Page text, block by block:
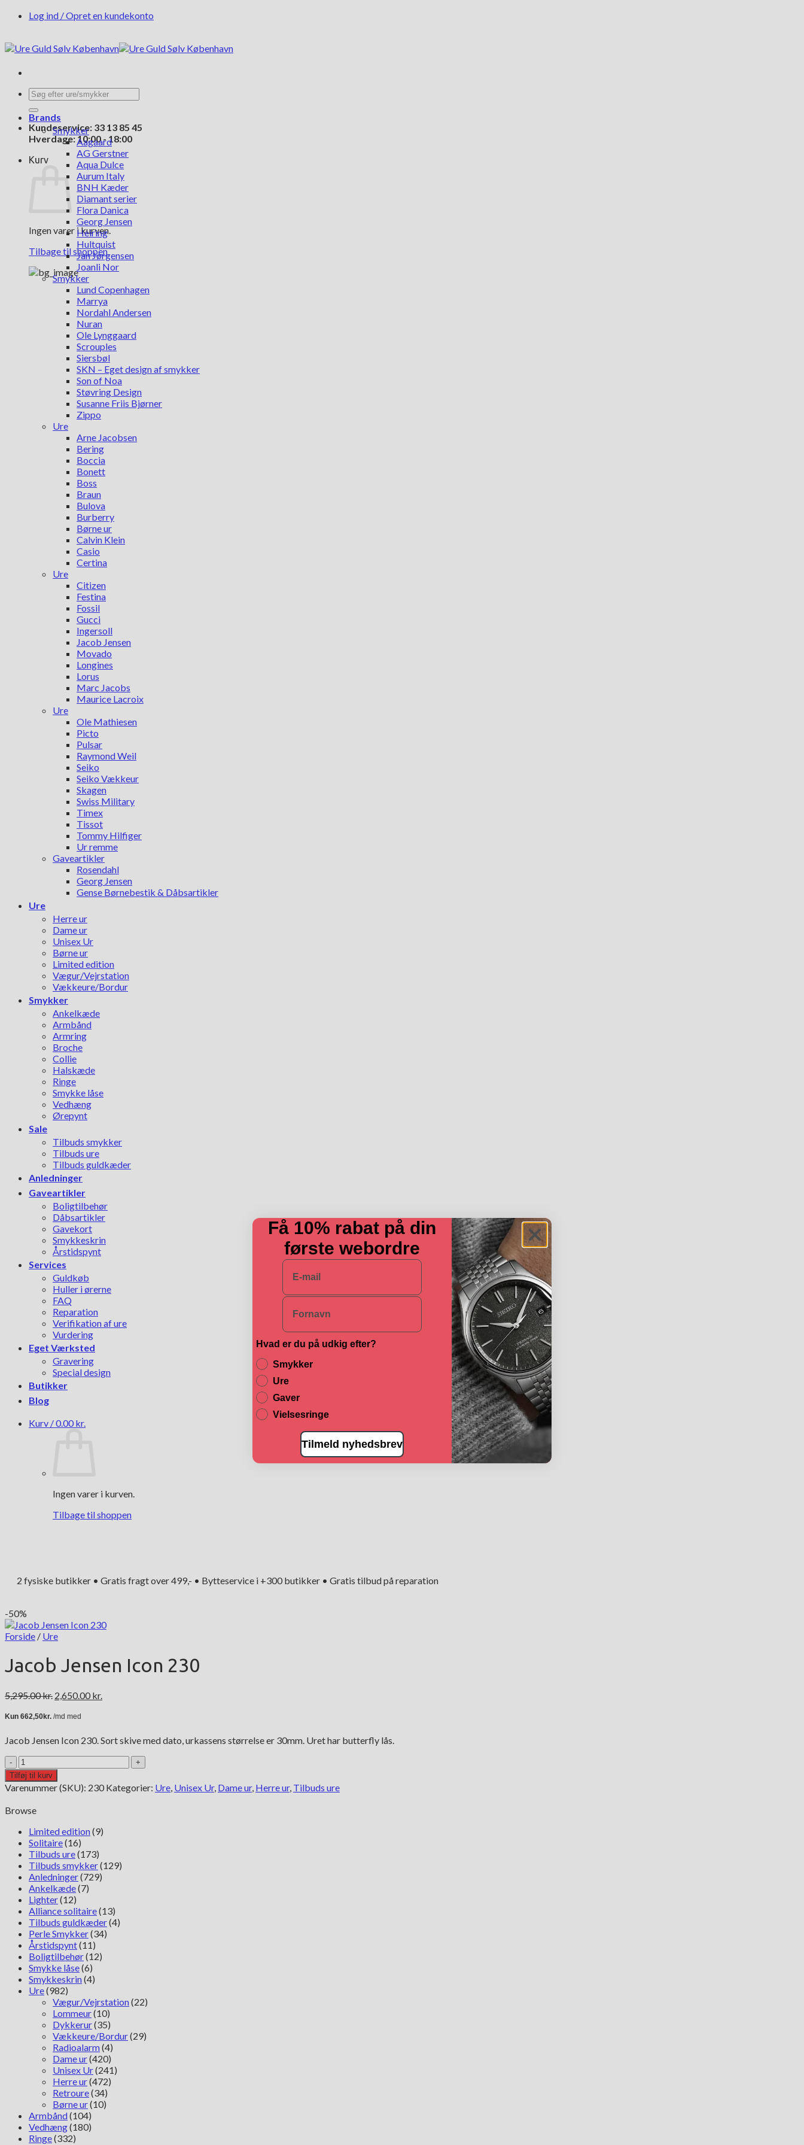
FortsætLog ind / Opret en kundekonto
Søg
efter:
Kundeservice: 33 13 85 45
Hverdage: 10:00 - 18:00
Kurv
Ingen varer i kurven.
Tilbage til shoppen
Brands
Smykker
Aagaard
AG Gerstner
Aqua Dulce
Aurum Italy
BNH Kæder
Diamant serier
Flora Danica
Georg Jensen
Heiring
Hultquist
Jan Jørgensen
Joanli Nor
Smykker
Lund Copenhagen
Marrya
Nordahl Andersen
Nuran
Ole Lynggaard
Scrouples
Siersbøl
SKN – Eget design af smykker
Son of Noa
Støvring Design
Susanne Friis Bjørner
Zippo
Ure
Arne Jacobsen
Bering
Boccia
Bonett
Boss
Braun
Bulova
Burberry
Børne ur
Calvin Klein
Casio
Certina
Ure
Citizen
Festina
Fossil
Gucci
Ingersoll
Jacob Jensen
Movado
Longines
Lorus
Marc Jacobs
Maurice Lacroix
Ure
Ole Mathiesen
Picto
Pulsar
Raymond Weil
Seiko
Seiko Vækkeur
Skagen
Swiss Military
Timex
Tissot
Tommy Hilfiger
Ur remme
Gaveartikler
Rosendahl
Georg Jensen
Gense Børnebestik & Dåbsartikler
Ure
Herre ur
Dame ur
Unisex Ur
Børne ur
Limited edition
Vægur/Vejrstation
Vækkeure/Bordur
Smykker
Ankelkæde
Armbånd
Armring
Broche
Collie
Halskæde
Ringe
Smykke låse
Vedhæng
Ørepynt
Sale
Tilbuds smykker
Tilbuds ure
Tilbuds guldkæder
Anledninger
Gaveartikler
Boligtilbehør
Dåbsartikler
Gavekort
Smykkeskrin
Årstidspynt
Services
Guldkøb
Huller i ørerne
FAQ
Reparation
Verifikation af ure
Vurdering
Eget Værksted
Gravering
Special design
Butikker
Blog
Kurv /0.00 kr.
Ingen varer i kurven.
Tilbage til shoppen
2 fysiske butikker • Gratis fragt over 499,- • Bytteservice i +300 butikker • Gratis tilbud på reparation
-50%
Forside / Ure
Jacob Jensen Icon 230
5,295.00kr. Den
pris
5,295.00 kr..
2,650.00 kr.
2,650.00 kr..
Jacob Jensen Icon 230. Sort skive med dato, urkassens størrelse er 30mm. Uret har butterfly lås.
Jacob
Jensen
Icon
230
Tilføj til kurv
Varenummer (SKU): 230 Kategorier: Ure, Unisex Ur, Dame ur, Herre ur, Tilbuds ure
Browse
Limited edition(9)
Solitaire(16)
Tilbuds ure(173)
Tilbuds smykker(129)
Anledninger(729)
Ankelkæde(7)
Lighter(12)
Alliance solitaire(13)
Tilbuds guldkæder(4)
Perle Smykker(34)
Årstidspynt(11)
Boligtilbehør(12)
Smykke låse(6)
Smykkeskrin(4)
Ure(982)
Vægur/Vejrstation(22)
Lommeur(10)
Dykkerur(35)
Vækkeure/Bordur(29)
Radioalarm(4)
Dame ur(420)
Unisex Ur(241)
Herre ur(472)
Retroure(34)
Børne ur(10)
Armbånd(104)
Vedhæng(180)
Ringe(332)
Få 10% rabat på din
første webordre
E-mail
Navn
Hvad er du på udkig efter?
Smykker
Ure
Gaver
Vielsesringe
Tilmeld nyhedsbrev